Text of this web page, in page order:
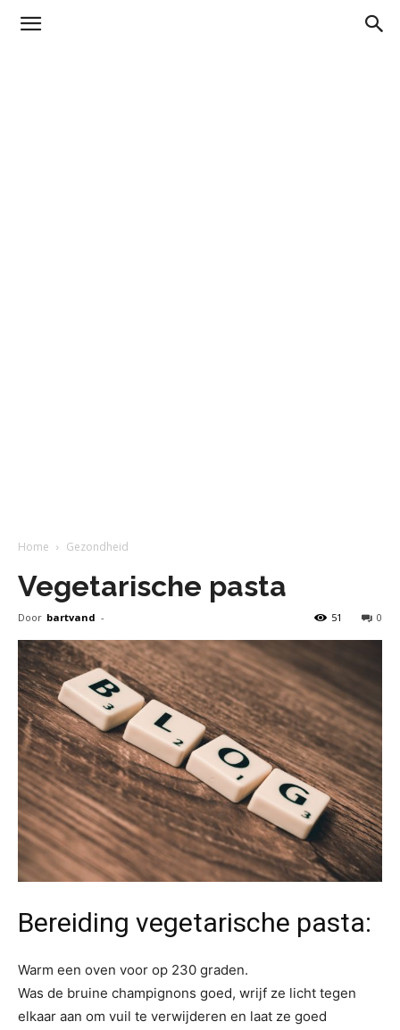
Home Gezondheid
Vegetarische pasta
Door bartvand - 0
51
Bereiding vegetarische pasta:
Warm een oven voor op 230 graden.
Was de bruine champignons goed, wrijf ze licht tegen
elkaar aan om vuil te verwijderen en laat ze goed